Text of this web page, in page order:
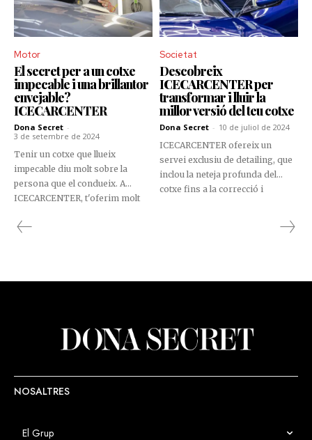
Motor
El secret per a un cotxe
impecable i una brillantor
envejable?
ICECARCENTER
Dona Secret -
3 de setembre de 2024
Tenir un cotxe que llueix
impecable diu molt sobre la
persona que el condueix. A
ICECARCENTER, t'oferim molt
vehicles: proporcionem una
Societat
Descobreix
ICECARCENTER per
transformar i lluir la
millor versió del teu cotxe
Dona Secret - 10 de juliol de 2024
ICECARCENTER ofereix un
servei exclusiu de detailing, que
inclou la neteja profunda del
cotxe fins a la correcció i
NOSALTRES
El Grup